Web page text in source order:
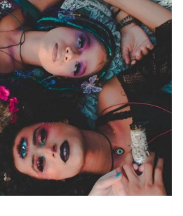
dalej. Przed wami 3
może nie należeć do
dobrego związku jest
i niestałość. Niestety, ale
których to naczelne
z nimi może przyprawić
plusy wynikająca z
ogromna